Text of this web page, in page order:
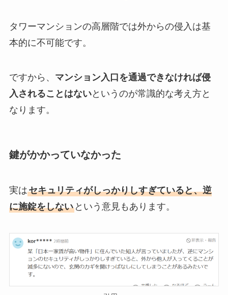
タワーマンションの高層階では外からの侵入は基
本的に不可能です。
ですから、 マンション入口を通過できなければ侵
入されることはないというのが常識的な考え方と
なります。
鍵がかかっていなかった
実はセキュリティがしっかりしすぎていると、逆
に施錠をしないという意見もあります。